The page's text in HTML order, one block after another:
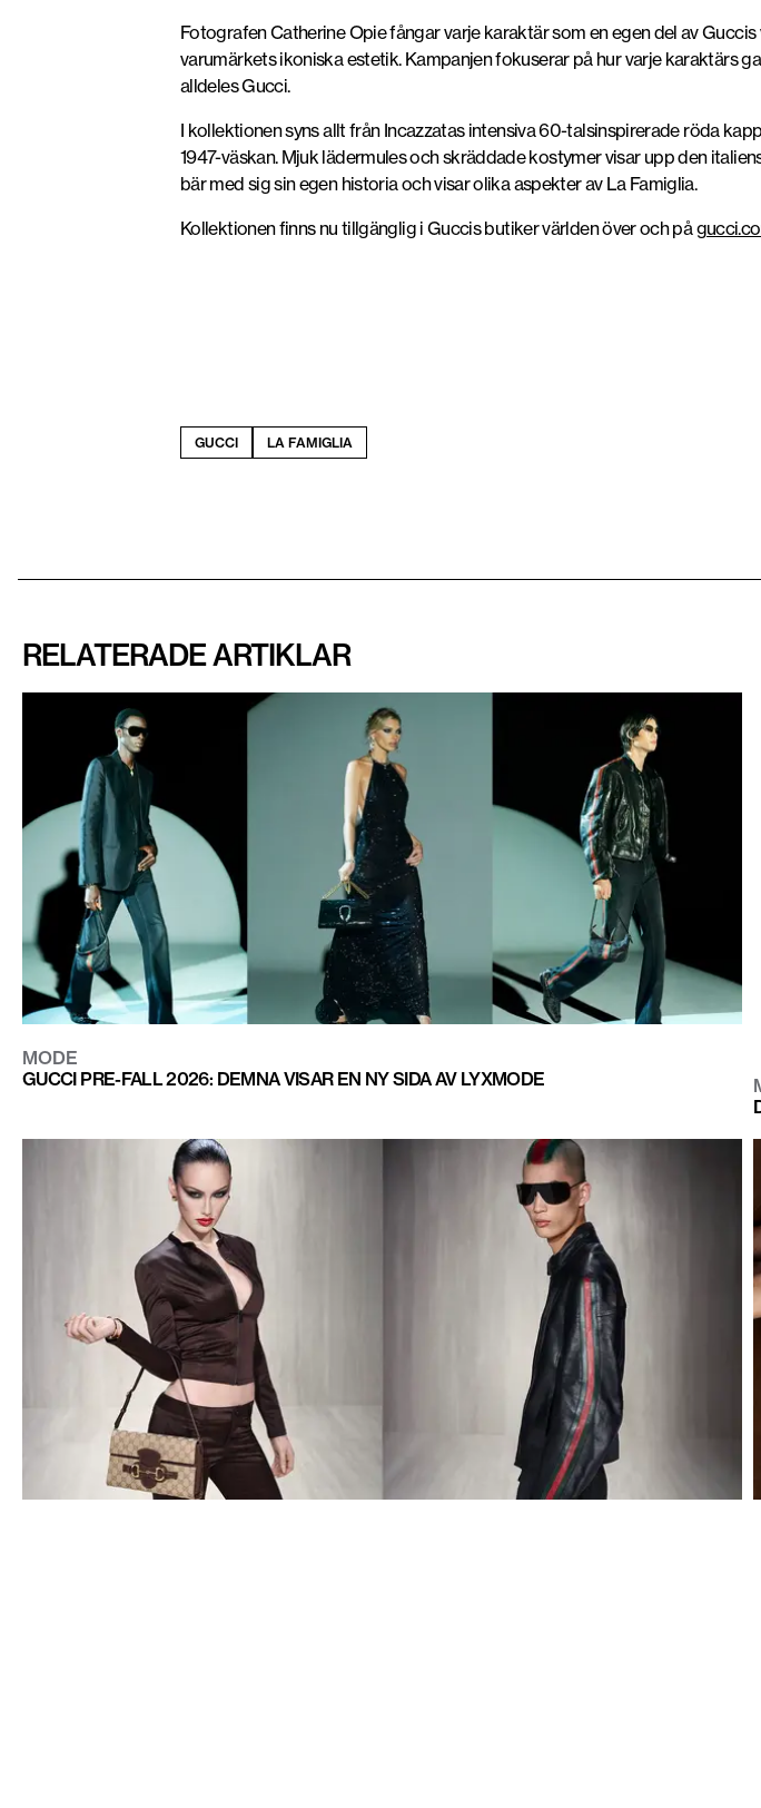
Fotografen Catherine Opie fångar varje karaktär som en egen del av
varumärkets ikoniska estetik. Kampanjen fokuserar på hur varje karaktärs
alldeles Gucci.
I kollektionen syns allt från Incazzatas intensiva 60-talsinspirerade röda
1947-väskan. Mjuk lädermules och skräddade kostymer visar upp den
bär med sig sin egen historia och visar olika aspekter av La Famiglia.
Kollektionen finns nu tillgänglig i Guccis butiker världen över och på
GUCCI LA FAMIGLIA
RELATERADE ARTIKLAR
MODE
GUCCI PRE-FALL 2026: DEMNA VISAR EN NY SIDA AV LYXMODE